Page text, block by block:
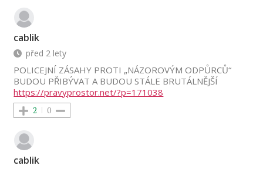
cablik
před 2 lety
POLICEJNÍ ZÁSAHY PROTI „NÁZOROVÝM ODPŮRCŮ“
BUDOU PŘIBÝVAT A BUDOU STÁLE BRUTÁLNĚJŠÍ
https://pravyprostor.net/?p=171038
2 0
cablik